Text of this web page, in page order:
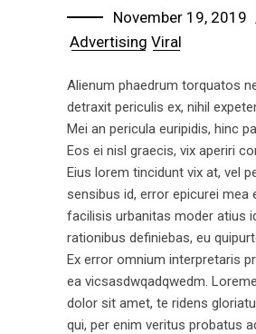
November 19, 2019
Advertising Viral
Alienum phaedrum torquatos
detraxit periculis ex, nihil
Mei an pericula euripidis, hinc
Eos ei nisl graecis, vix aperiri
Eius lorem tincidunt vix at, vel
sensibus id, error epicurei mea
facilisis urbanitas moder atius
rationibus definiebas, eu
Ex error omnium interpretaris
ea vicsasdwqadqwedm.
dolor sit amet, te ridens
qui, per enim veritus probatus